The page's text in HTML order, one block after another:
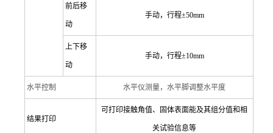
前后移
动
手动，行程±50mm
上下移
动
手动，行程±10mm
水平控制 水平仪测量，水平脚调整水平度
结果打印
可打印接触角值、固体表面能及其组分值和相
关试验信息等